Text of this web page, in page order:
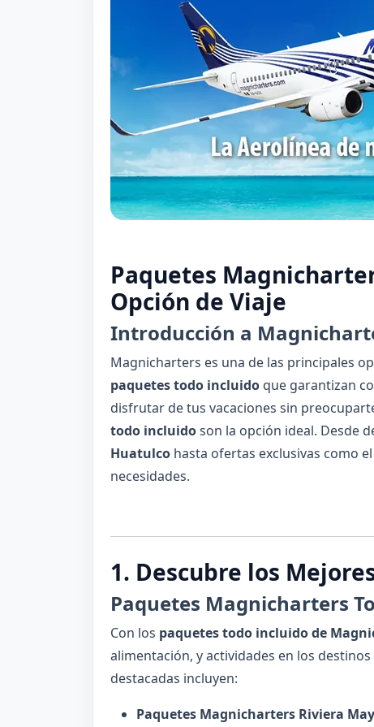
Paquetes
Opción de Viaje
Introducción a
Magnicharters es una de las principales
paquetes todo incluidoque garantizan
disfrutar de tus vacaciones sin
todo incluidoson la opción ideal. Desde
Huatulcohasta ofertas exclusivas como
necesidades.
1. Descubre los
Paquetes Magnicharters
Con los paquetes todo incluido de
alimentación, y actividades en los
destacadas incluyen:
Paquetes Magnicharters Riviera